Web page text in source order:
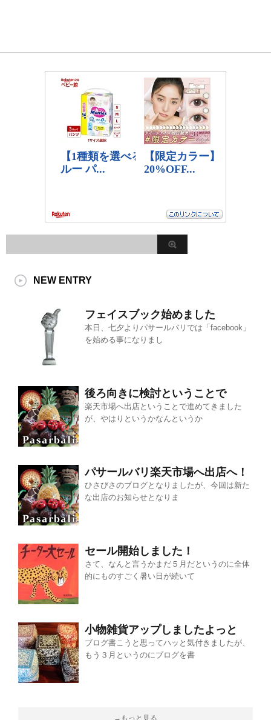
NEW ENTRY
フェイスブック始めました
本日、七夕よりパサールバリでは「facebook」
を始める事になりまし
後ろ向きに検討ということで
楽天市場へ出店ということで進めてきました
が、やはりというかなんというか
パサールバリ楽天市場へ出店へ！
ひさびさのブログとなりましたが、今回は新た
な出店のお知らせとなりま
セール開始しました！
さて、なんと言うかまだ５月だというのに全体
的にものすごく暑い日が続いて
小物雑貨アップしましたよっと
ブログ書こうと思ってハッと気付きましたが、
もう３月というのにブログを書
→もっと見る